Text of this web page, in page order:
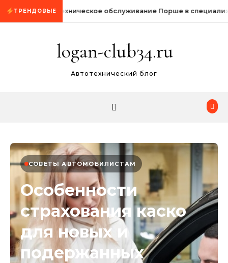
Промотать к содержимому
ТРЕНДОВЫЕТехническое обслуживание Порше в
logan-club34.ru
Автотехнический блог
СОВЕТЫ АВТОМОБИЛИСТАМ
Особенности
страхования каско
для новых и
подержанных